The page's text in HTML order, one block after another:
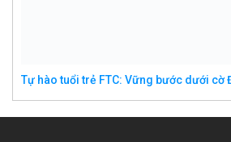
Tự hào tuổi trẻ FTC: Vững bước dưới cờ